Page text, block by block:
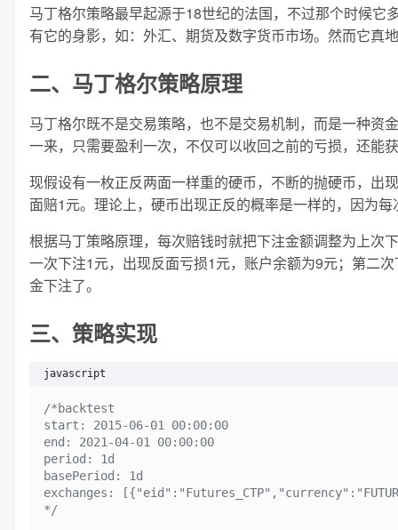
马丁格尔策略最早起源于18世纪的法国，不过那个时候
有它的身影，如：外汇、期货及数字货币市场。然而它真
二、马丁格尔策略原理
马丁格尔既不是交易策略，也不是交易机制，而是一种资
一来，只需要盈利一次，不仅可以收回之前的亏损，还能
现假设有一枚正反两面一样重的硬币，不断的抛硬币，出
面赔1元。理论上，硬币出现正反的概率是一样的，因为
根据马丁策略原理，每次赔钱时就把下注金额调整为上次
一次下注1元，出现反面亏损1元，账户余额为9元；第二
金下注了。
三、策略实现
javascript
/*backtest
start: 2015-06-01 00:00:00
end: 2021-04-01 00:00:00
period: 1d
basePeriod: 1d
exchanges:
*/